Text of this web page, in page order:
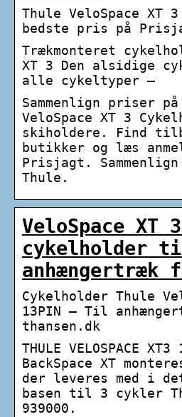
Thule VeloSpace XT
bedste pris på
Trækmonteret
XT 3 Den alsidige
alle cykeltyper –
Sammenlign priser
VeloSpace XT 3
skiholdere. Find
butikker og læs
Prisjagt.
Thule.
VeloSpace XT
cykelholder
anhængertræk
Cykelholder Thule
13PIN – Til
thansen.dk
THULE VELOSPACE
BackSpace XT
der leveres med i
basen til 3 cykler
939000.